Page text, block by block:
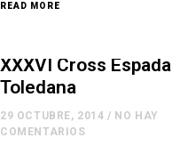
READ MORE
XXXVI Cross Espada
Toledana
29 OCTUBRE, 2014 / NO HAY
COMENTARIOS